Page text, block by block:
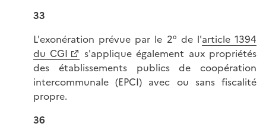
33
L'exonération prévue par le 2° de l'article 1394
du CGI
s'applique également aux propriétés
des établissements publics de coopération
intercommunale (EPCI) avec ou sans fiscalité
propre.
36